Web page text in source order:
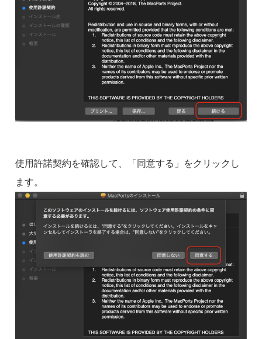
使用許諾契約を確認して、「同意する」をクリックし
ます。